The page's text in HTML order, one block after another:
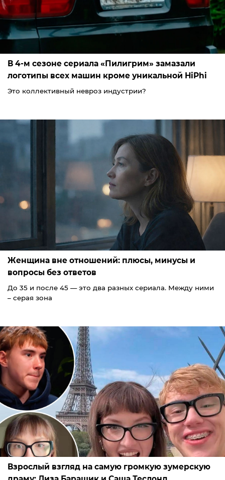
В 4-м сезоне сериала «Пилигрим» замазали
логотипы всех машин кроме уникальной HiPhi
Это коллективный невроз индустрии?
Женщина вне отношений: плюсы, минусы и
вопросы без ответов
До 35 и после 45 — это два разных сериала. Между ними
– серая зона
Взрослый взгляд на самую громкую зумерскую